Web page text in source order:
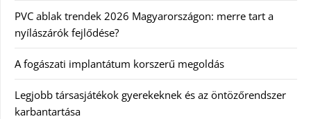
PVC ablak trendek 2026 Magyarországon: merre tart a
nyílászárók fejlődése?
A fogászati implantátum korszerű megoldás
Legjobb társasjátékok gyerekeknek és az öntözőrendszer
karbantartása